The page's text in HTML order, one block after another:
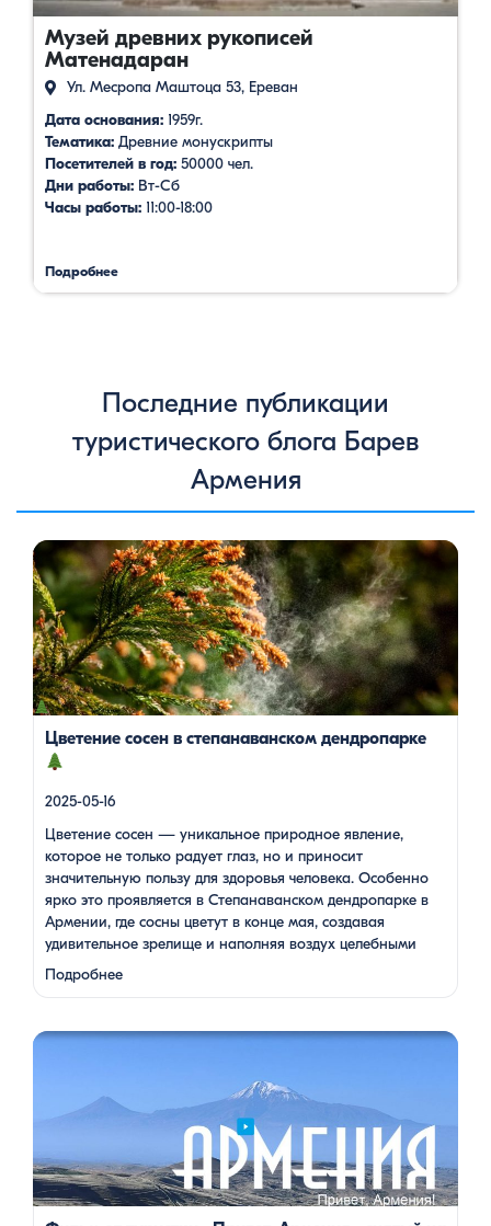
Музей древних рукописей
Матенадаран
Ул. Месропа Маштоца 53, Ереван
Дата основания: 1959г.
Тематика: Древние монускрипты
Посетителей в год: 50000 чел.
Дни работы: Вт-Сб
Часы работы: 11:00-18:00
Подробнее
Последние публикации
туристического блога Барев
Армения
Цветение сосен — уникальное природное явление, которое
не только радует глаз, но и приносит значительную пользу
для здоровья человека. Особенно ярко это проявляется в
Степанаванском дендропарке в Армении, где сосны цветут в
конце мая, создавая удивительное зрелище и наполняя
воздух целебными веществами.Степанаванский
дендропарк: жемчужина Лорийской области
Степанаванский дендропарк, также известный как «Сочут»
Цветение сосен в степанаванском дендропарке
2025-05-16
Цветение сосен — уникальное природное явление,
которое не только радует глаз, но и приносит
значительную пользу для здоровья человека. Особенно
ярко это проявляется в Степанаванском дендропарке в
Армении, где сосны цветут в конце мая, создавая
удивительное зрелище и наполняя воздух целебными
веществами.
Лорийской области Степанаванский дендропарк, также
Подробнее
Одна из туристок, вдохновившись поездкой с Barev Armenia,
музыку атмосферу нашей страны. В этом видео – живые
эмоции, кадры фантастической красоты монастырей,
захватывающие виды гор и долин, тепло и душевность
местных жителей, готовка и дегустация блюд. Путешествие
под завораживающие мелодии дудука Дживана Гаспаряна
стало настоящим погружением […]